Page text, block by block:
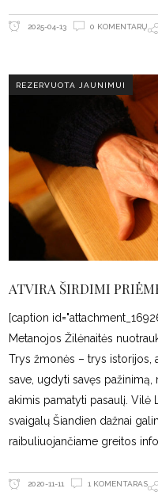
2025-04-13 0 KOMENTARŲ
REZERVUOTA JAUNIMUI
ATVIRA ŠIRDIMI
[caption
Metanojos Žilėnaitės
Trys žmonės – trys istorijos,
save, ugdyti savęs pažinimą,
akimis pamatyti pasaulį. Vilė
svaigalų Šiandien dažnai
raibuliuojančiame greitos
2020-11-11 1 KOMENTARAS